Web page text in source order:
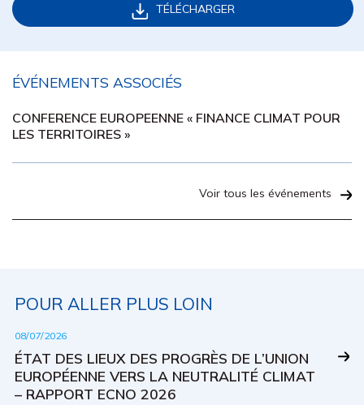
TÉLÉCHARGER
ÉVÉNEMENTS ASSOCIÉS
CONFERENCE EUROPEENNE « FINANCE CLIMAT POUR
LES TERRITOIRES »
Voir tous les événements
POUR ALLER PLUS LOIN
08/07/2026
ÉTAT DES LIEUX DES PROGRÈS DE L’UNION
EUROPÉENNE VERS LA NEUTRALITÉ CLIMAT
– RAPPORT ECNO 2026